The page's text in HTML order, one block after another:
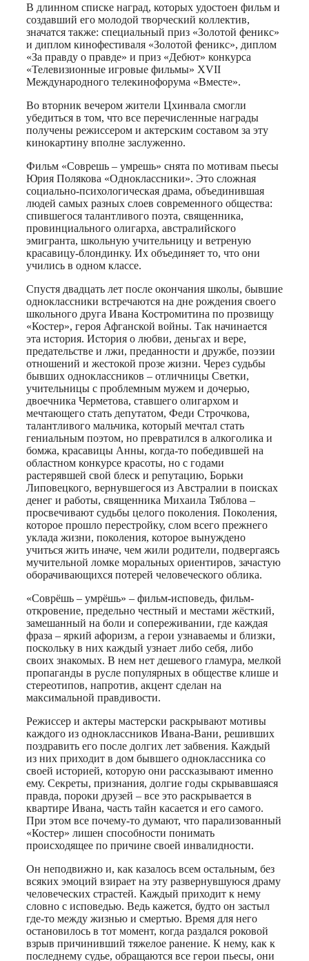
В длинном списке наград, которых удостоен фильм и
создавший его молодой творческий коллектив,
значатся также: специальный приз «Золотой феникс»
и диплом кинофестиваля «Золотой феникс», диплом
«За правду о правде» и приз «Дебют» конкурса
«Телевизионные игровые фильмы» XVII
Международного телекинофорума «Вместе».
Во вторник вечером жители Цхинвала смогли
убедиться в том, что все перечисленные награды
получены режиссером и актерским составом за эту
кинокартину вполне заслуженно.
Фильм «Соврешь – умрешь» снята по мотивам пьесы
Юрия Полякова «Одноклассники». Это сложная
социально-психологическая драма, объединившая
людей самых разных слоев современного общества:
спившегося талантливого поэта, священника,
провинциального олигарха, австралийского
эмигранта, школьную учительницу и ветреную
красавицу-блондинку. Их объединяет то, что они
учились в одном классе.
Спустя двадцать лет после окончания школы, бывшие
одноклассники встречаются на дне рождения своего
школьного друга Ивана Костромитина по прозвищу
«Костер», героя Афганской войны. Так начинается
эта история. История о любви, деньгах и вере,
предательстве и лжи, преданности и дружбе, поэзии
отношений и жестокой прозе жизни. Через судьбы
бывших одноклассников – отличницы Светки,
учительницы с проблемным мужем и дочерью,
двоечника Черметова, ставшего олигархом и
мечтающего стать депутатом, Феди Строчкова,
талантливого мальчика, который мечтал стать
гениальным поэтом, но превратился в алкоголика и
бомжа, красавицы Анны, когда-то победившей на
областном конкурсе красоты, но с годами
растерявшей свой блеск и репутацию, Борьки
Липовецкого, вернувшегося из Австралии в поисках
денег и работы, священника Михаила Тяблова –
просвечивают судьбы целого поколения. Поколения,
которое прошло перестройку, слом всего прежнего
уклада жизни, поколения, которое вынуждено
учиться жить иначе, чем жили родители, подвергаясь
мучительной ломке моральных ориентиров, зачастую
оборачивающихся потерей человеческого облика.
«Соврёшь – умрёшь» – фильм-исповедь, фильм-
откровение, предельно честный и местами жёсткий,
замешанный на боли и сопереживании, где каждая
фраза – яркий афоризм, а герои узнаваемы и близки,
поскольку в них каждый узнает либо себя, либо
своих знакомых. В нем нет дешевого гламура, мелкой
пропаганды в русле популярных в обществе клише и
стереотипов, напротив, акцент сделан на
максимальной правдивости.
Режиссер и актеры мастерски раскрывают мотивы
каждого из одноклассников Ивана-Вани, решивших
поздравить его после долгих лет забвения. Каждый
из них приходит в дом бывшего одноклассника со
своей историей, которую они рассказывают именно
ему. Секреты, признания, долгие годы скрывавшаяся
правда, пороки друзей – все это раскрывается в
квартире Ивана, часть тайн касается и его самого.
При этом все почему-то думают, что парализованный
«Костер» лишен способности понимать
происходящее по причине своей инвалидности.
Он неподвижно и, как казалось всем остальным, без
всяких эмоций взирает на эту развернувшуюся драму
человеческих страстей. Каждый приходит к нему
словно с исповедью. Ведь кажется, будто он застыл
где-то между жизнью и смертью. Время для него
остановилось в тот момент, когда раздался роковой
взрыв причинивший тяжелое ранение. К нему, как к
последнему судье, обращаются все герои пьесы, они